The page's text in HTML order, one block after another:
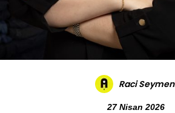
Raci Seymen
27 Nisan 2026